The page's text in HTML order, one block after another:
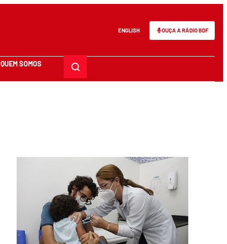
ENGLISH OUÇA A RÁDIO BDF
QUEM SOMOS